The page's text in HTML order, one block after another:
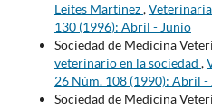
Leites Martínez,
130 (1996): Abril - Junio
Sociedad de Medicina
veterinario en la sociedad ,
26 Núm. 108 (1990): Abril -
Sociedad de Medicina